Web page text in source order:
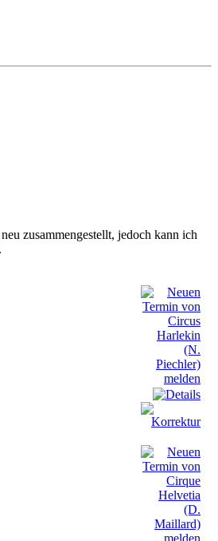
zusammengestellt, jedoch kann ich